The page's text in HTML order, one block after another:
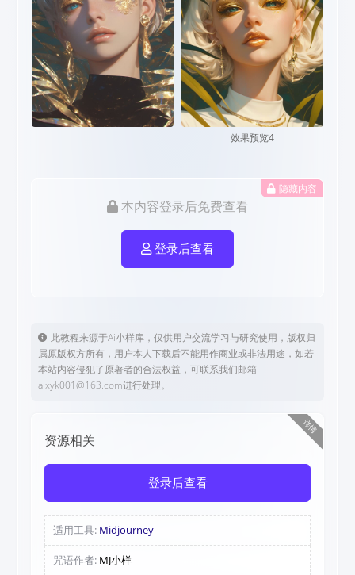
效果预览4
隐藏内容
本内容登录后免费查看
登录后查看
此教程来源于Ai小样库，仅供用户交流学习与研究使用，版权归
属原版权方所有，用户本人下载后不能用作商业或非法用途，如若
本站内容侵犯了原著者的合法权益，可联系我们邮箱
aixyk001@163.com进行处理。
详情
资源相关
登录后查看
适用工具: Midjourney
咒语作者: MJ小样